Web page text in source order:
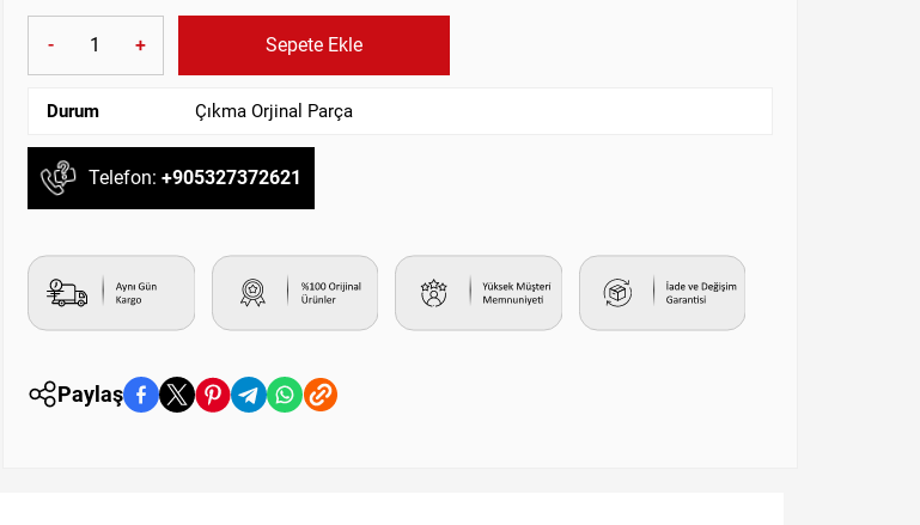
- + Sepete Ekle
Durum Çıkma Orjinal Parça
Telefon: +905327372621
Paylaş